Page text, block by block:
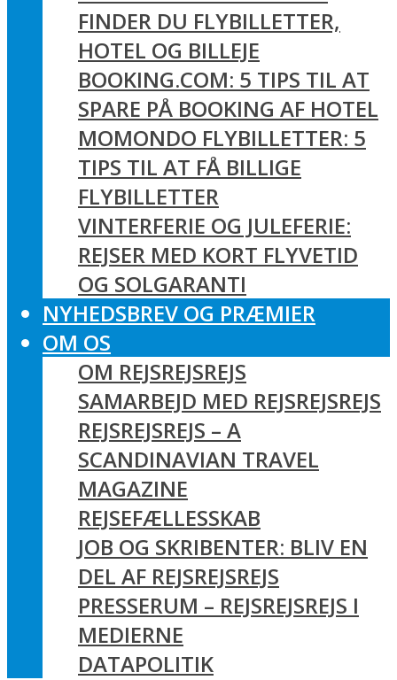
FINDER DU FLYBILLETTER,
HOTEL OG BILLEJE
BOOKING.COM: 5 TIPS TIL AT
SPARE PÅ BOOKING AF HOTEL
MOMONDO FLYBILLETTER: 5
TIPS TIL AT FÅ BILLIGE
FLYBILLETTER
VINTERFERIE OG JULEFERIE:
REJSER MED KORT FLYVETID
OG SOLGARANTI
NYHEDSBREV OG PRÆMIER
OM OS
OM REJSREJSREJS
SAMARBEJD MED REJSREJSREJS
REJSREJSREJS – A
SCANDINAVIAN TRAVEL
MAGAZINE
REJSEFÆLLESSKAB
JOB OG SKRIBENTER: BLIV EN
DEL AF REJSREJSREJS
PRESSERUM – REJSREJSREJS I
MEDIERNE
DATAPOLITIK